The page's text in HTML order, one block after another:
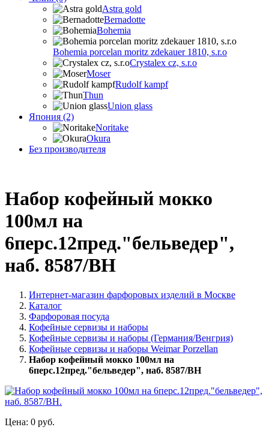
Astra gold
Bernadotte
Bohemia
Bohemia porcelan moritz zdekauer 1810, s.r.o
Crystalex cz, s.r.o
Moser
Rudolf kampf
Thun
Union glass
Япония (2)
Noritake
Okura
Без производителя
Набор кофейный мокко
100мл на
6перс.12пред."бельведер",
наб. 8587/BH
Интернет-магазин фарфоровых изделий в Москве
Каталог
Фарфоровая посуда
Кофейные сервизы и наборы
Кофейные сервизы и наборы (Германия/Венгрия)
Кофейные сервизы и наборы Weimar Porzellan
Набор кофейный мокко 100мл на
6перс.12пред."бельведер", наб. 8587/BH
Цена: 0 руб.